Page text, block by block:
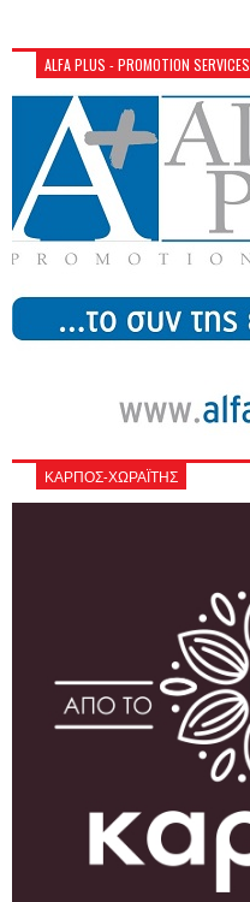
ALFA PLUS - PROMOTION SERVICES
ΚΑΡΠΟΣ-ΧΩΡΑΪΤΗΣ